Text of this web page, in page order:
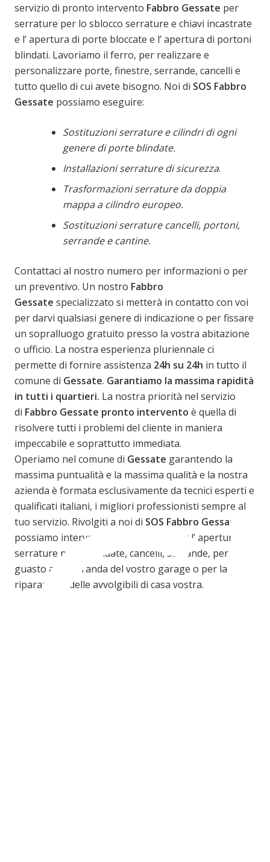
servizio di pronto intervento Fabbro Gessate per
serrature per lo sblocco serrature e chiavi incastrate
e l’ apertura di porte bloccate e l’ apertura di portoni
blindati. Lavoriamo il ferro, per realizzare e
personalizzare porte, finestre, serrande, cancelli e
tutto quello di cui avete bisogno. Noi di SOS Fabbro
Gessate possiamo eseguire:
Sostituzioni serrature e cilindri di ogni
genere di porte blindate.
Installazioni serrature di sicurezza.
Trasformazioni serrature da doppia
mappa a cilindro europeo.
Sostituzioni serrature cancelli, portoni,
serrande e cantine.
Contattaci al nostro numero per informazioni o per
un preventivo. Un nostro Fabbro
Gessate specializzato si metterà in contatto con voi
per darvi qualsiasi genere di indicazione o per fissare
un sopralluogo gratuito presso la vostra abitazione
o ufficio. La nostra esperienza pluriennale ci
permette di fornire assistenza 24h su 24h in tutto il
comune di Gessate. Garantiamo la massima rapidità
in tutti i quartieri. La nostra priorità nel servizio
di Fabbro Gessate pronto intervento è quella di
risolvere tutti i problemi del cliente in maniera
impeccabile e soprattutto immediata.
Operiamo nel comune di Gessate garantendo la
massima puntualità e la massima qualità e la nostra
azienda è formata esclusivamente da tecnici esperti e
qualificati italiani, i migliori professionisti sempre al
tuo servizio. Rivolgiti a noi di SOS Fabbro Gessate
possiamo intervenire velocemente per l’ apertura
serrature porte blindate, cancelli, serrande, per un
guasto alla serranda del vostro garage o per la
riparazione delle avvolgibili di casa vostra.